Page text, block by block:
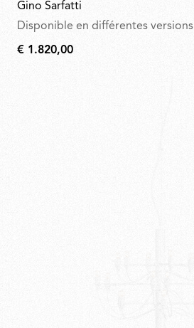
Gino Sarfatti
Disponible en différentes versions
€
€ 1.820,00